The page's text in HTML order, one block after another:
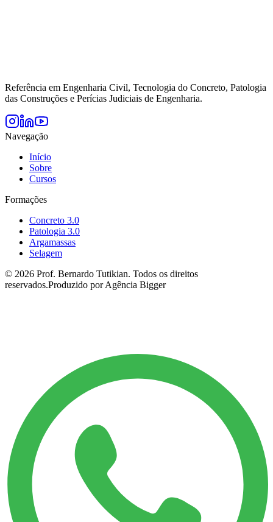
Referência em Engenharia Civil, Tecnologia do Concreto, Patologia
das Construções e Perícias Judiciais de Engenharia.
Navegação
Início
Sobre
Cursos
Formações
Concreto 3.0
Patologia 3.0
Argamassas
Selagem
© 2026 Prof. Bernardo Tutikian. Todos os direitos
reservados.Produzido por Agência Bigger